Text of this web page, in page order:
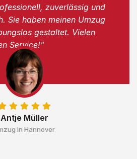
Antje Müller
in Hannover
zuverlässig und
Sie haben meinen Umzug
gestaltet. Vielen
Service!"